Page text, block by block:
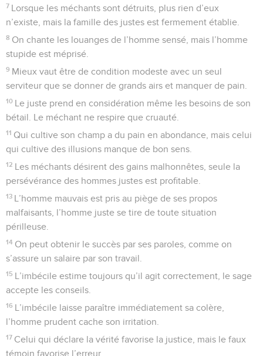
7 Lorsque les méchants sont détruits, plus rien d’eux
n’existe, mais la famille des justes est fermement établie.
8 On chante les louanges de l’homme sensé, mais l’homme
stupide est méprisé.
9 Mieux vaut être de condition modeste avec un seul
serviteur que se donner de grands airs et manquer de pain.
10 Le juste prend en considération même les besoins de son
bétail. Le méchant ne respire que cruauté.
11 Qui cultive son champ a du pain en abondance, mais celui
qui cultive des illusions manque de bon sens.
12 Les méchants désirent des gains malhonnêtes, seule la
persévérance des hommes justes est profitable.
13 L’homme mauvais est pris au piège de ses propos
malfaisants, l’homme juste se tire de toute situation
périlleuse.
14 On peut obtenir le succès par ses paroles, comme on
s’assure un salaire par son travail.
15 L’imbécile estime toujours qu’il agit correctement, le sage
accepte les conseils.
16 L’imbécile laisse paraître immédiatement sa colère,
l’homme prudent cache son irritation.
17 Celui qui déclare la vérité favorise la justice, mais le faux
témoin favorise l’erreur.